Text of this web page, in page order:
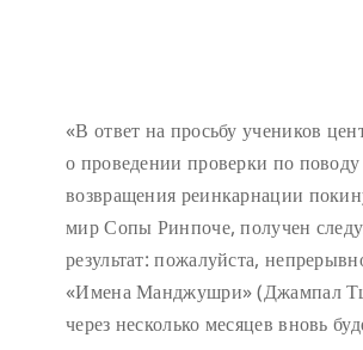
«В ответ на просьбу учеников
о проведении проверки по
возвращения реинкарнации
мир Сопы Ринпоче, получен
результат: пожалуйста,
«Имена Манджушри» (Джампал
через несколько месяцев вновь